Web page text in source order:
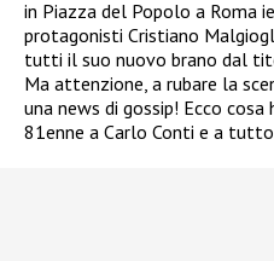
in Piazza del Popolo a Roma
protagonisti Cristiano
tutti il suo nuovo brano dal
Ma attenzione, a rubare la
una news di gossip! Ecco
81enne a Carlo Conti e a